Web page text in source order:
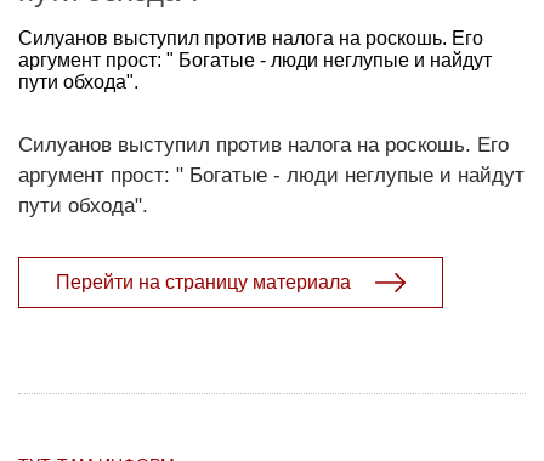
Силуанов выступил против налога на роскошь. Его
аргумент прост: " Богатые - люди неглупые и найдут
пути обхода".
Силуанов выступил против налога на роскошь. Его
аргумент прост: " Богатые - люди неглупые и найдут
пути обхода".
Перейти на страницу материала